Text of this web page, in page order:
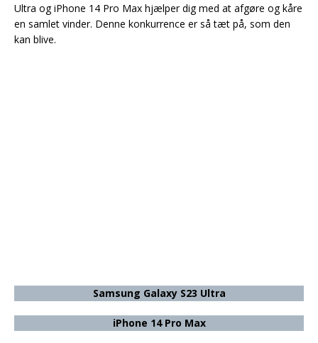
Ultra og iPhone 14 Pro Max hjælper dig med at afgøre og kåre
en samlet vinder. Denne konkurrence er så tæt på, som den
kan blive.
Samsung Galaxy S23 Ultra
iPhone 14 Pro Max